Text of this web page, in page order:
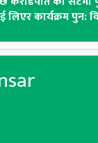
कार्यक्रम पुन: